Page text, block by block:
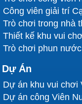
Công viên giải trí
Trò chơi trong nhà
Thiết kế khu vui
Trò chơi phun nước
Dự Án
Dự án khu vui chơi
Dự án công Viên